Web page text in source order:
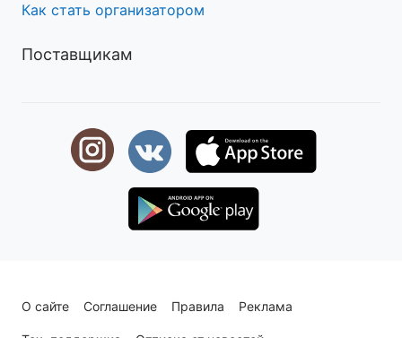
Как стать организатором
Поставщикам
О сайте Соглашение Правила Реклама